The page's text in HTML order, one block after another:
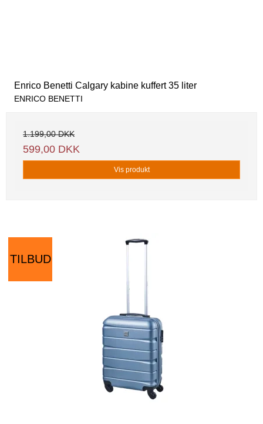
Enrico Benetti Calgary kabine kuffert 35 liter
ENRICO BENETTI
1.199,00 DKK
599,00 DKK
Vis produkt
TILBUD